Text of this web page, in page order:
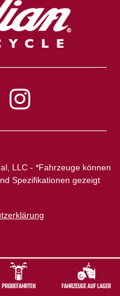
LLC - *Fahrzeuge können
Spezifikationen gezeigt
PROBEFAHRTEN FAHRZEUGE AUF LAGER